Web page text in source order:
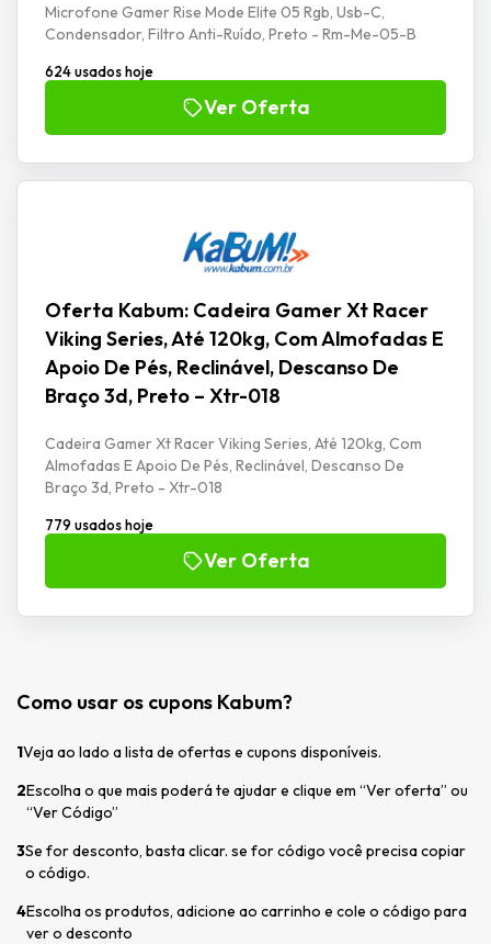
Microfone Gamer Rise Mode Elite 05 Rgb, Usb-C,
Condensador, Filtro Anti-Ruído, Preto - Rm-Me-05-B
624 usados hoje
Ver Oferta
Oferta Kabum: Cadeira Gamer Xt Racer
Viking Series, Até 120kg, Com Almofadas E
Apoio De Pés, Reclinável, Descanso De
Braço 3d, Preto – Xtr-018
Cadeira Gamer Xt Racer Viking Series, Até 120kg, Com
Almofadas E Apoio De Pés, Reclinável, Descanso De
Braço 3d, Preto - Xtr-018
779 usados hoje
Ver Oferta
Como usar os cupons Kabum?
1Veja ao lado a lista de ofertas e cupons disponíveis.
2Escolha o que mais poderá te ajudar e clique em “Ver oferta” ou
“Ver Código”
3Se for desconto, basta clicar. se for código você precisa copiar
o código.
4Escolha os produtos, adicione ao carrinho e cole o código para
ver o desconto